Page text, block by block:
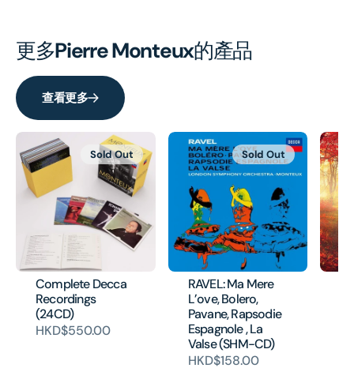
更多Pierre Monteux的產品
查看更多
Complete Decca
Recordings
(24CD)
HKD$550.00
Sold Out
RAVEL: Ma Mere
L’ove, Bolero,
Pavane, Rapsodie
Espagnole , La
Valse (SHM-CD)
HKD$158.00
Sold Out